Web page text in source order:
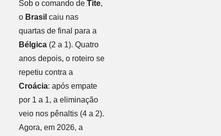
Sob o comando de Tite,
o Brasil caiu nas
quartas de final para a
Bélgica(2 a 1). Quatro
anos depois, o roteiro se
repetiu contra a
Croácia: após empate
por 1 a 1, a eliminação
veio nos pênaltis (4 a 2).
Agora, em 2026, a